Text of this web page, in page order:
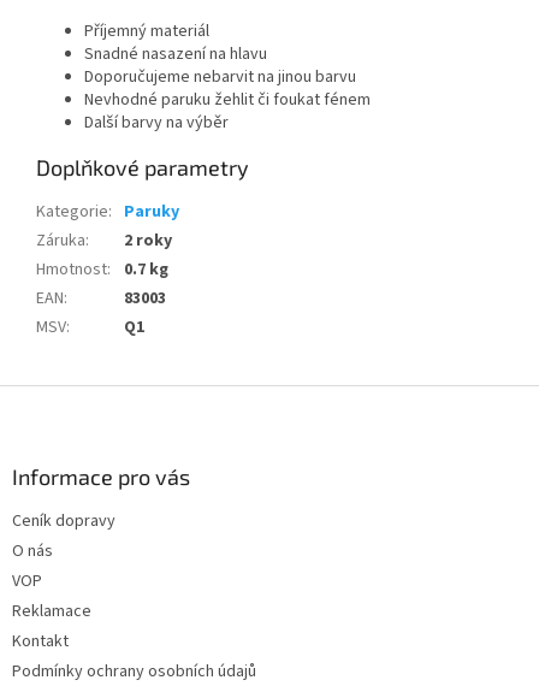
Příjemný materiál
Snadné nasazení na hlavu
Doporučujeme nebarvit na jinou barvu
Nevhodné paruku žehlit či foukat fénem
Další barvy na výběr
Doplňkové parametry
Kategorie: Paruky
Záruka:
2 roky
Hmotnost:
0.7 kg
EAN:
83003
MSV: Q1
Informace pro vás
Ceník dopravy
O nás
VOP
Reklamace
Kontakt
Podmínky ochrany osobních údajů